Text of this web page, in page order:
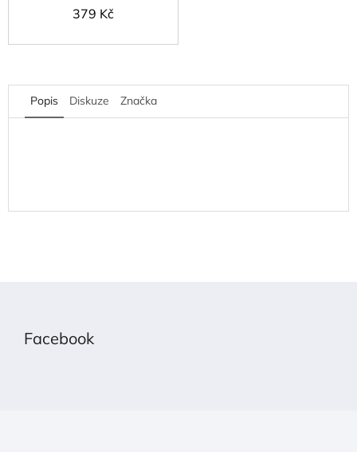
379 Kč
Popis Diskuze Značka
Facebook